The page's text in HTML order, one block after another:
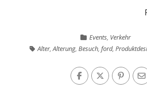
Events, Verkehr
Alter,Alterung, Besuch, ford,